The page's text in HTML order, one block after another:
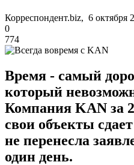
Корреспондент.biz, 6 октября
0
774
Время - самый
который
Компания KAN за
свои объекты
не перенесла
один день.